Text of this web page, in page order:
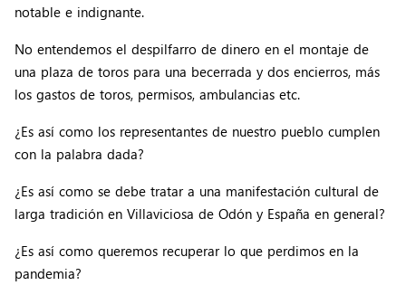
notable e indignante.
No entendemos el despilfarro de dinero en el montaje de
una plaza de toros para una becerrada y dos encierros, más
los gastos de toros, permisos, ambulancias etc.
¿Es así como los representantes de nuestro pueblo cumplen
con la palabra dada?
¿Es así como se debe tratar a una manifestación cultural de
larga tradición en Villaviciosa de Odón y España en general?
¿Es así como queremos recuperar lo que perdimos en la
pandemia?